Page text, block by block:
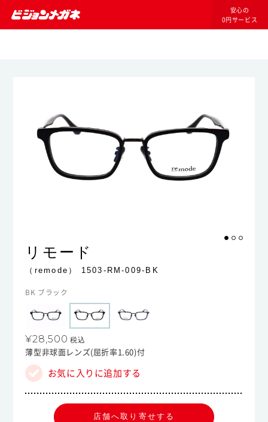
安心の
0円サービス
リモード
（remode） 1503-RM-009-BK
BK ブラック
¥28,500 税込
薄型非球面レンズ(屈折率1.60)付
お気に入りに追加する
店舗へ取り寄せする